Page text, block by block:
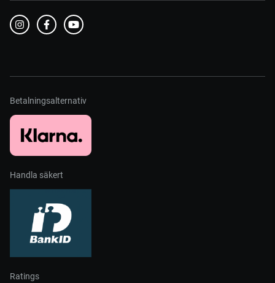
Betalningsalternativ
Handla säkert
Ratings